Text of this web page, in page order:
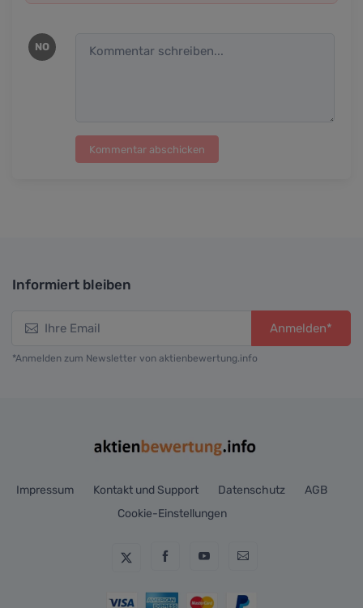
NO
Kommentar abschicken
Informiert bleiben
Anmelden*
*Anmelden zum Newsletter von aktienbewertung.info
Impressum Kontakt und Support Datenschutz
AGB
Cookie-Einstellungen